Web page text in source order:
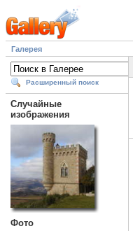
Галерея
Расширенный поиск
Случайные
изображения
Фото